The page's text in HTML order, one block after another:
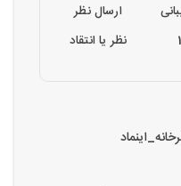
ارسال نظر
نظر یا انتقاد